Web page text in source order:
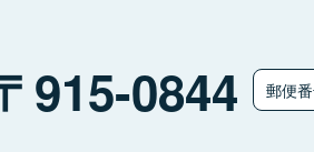
915-0844 郵便